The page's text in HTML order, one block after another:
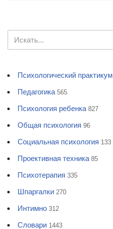
Психологический практикум
Педагогика 565
Психология ребенка 827
Общая психология 96
Социальная психология 133
Проективная техника 85
Психотерапия 335
Шпаргалки 270
Интимно 312
Словари 1443